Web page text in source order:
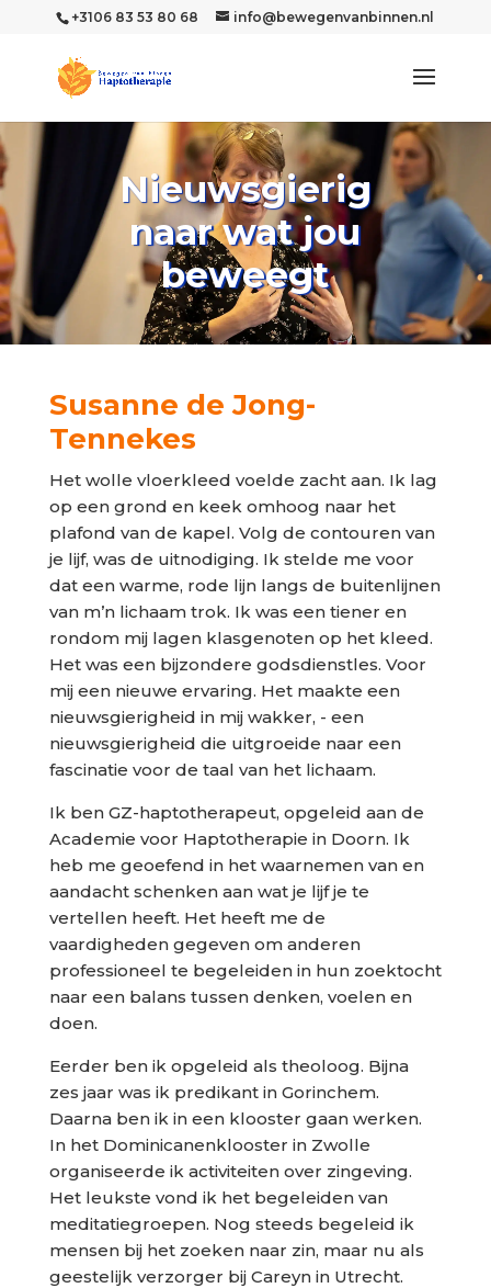
+3106 83 53 80 68 info@bewegenvanbinnen.nl
Nieuwsgierig
naar wat jou
beweegt
Susanne de Jong-
Tennekes
Het wolle vloerkleed voelde zacht aan. Ik lag
op een grond en keek omhoog naar het
plafond van de kapel. Volg de contouren van
je lijf, was de uitnodiging. Ik stelde me voor
dat een warme, rode lijn langs de buitenlijnen
van m’n lichaam trok. Ik was een tiener en
rondom mij lagen klasgenoten op het kleed.
Het was een bijzondere godsdienstles. Voor
mij een nieuwe ervaring. Het maakte een
nieuwsgierigheid in mij wakker, - een
nieuwsgierigheid die uitgroeide naar een
fascinatie voor de taal van het lichaam.
Ik ben GZ-haptotherapeut, opgeleid aan de
Academie voor Haptotherapie in Doorn. Ik
heb me geoefend in het waarnemen van en
aandacht schenken aan wat je lijf je te
vertellen heeft. Het heeft me de
vaardigheden gegeven om anderen
professioneel te begeleiden in hun zoektocht
naar een balans tussen denken, voelen en
doen.
Eerder ben ik opgeleid als theoloog. Bijna
zes jaar was ik predikant in Gorinchem.
Daarna ben ik in een klooster gaan werken.
In het Dominicanenklooster in Zwolle
organiseerde ik activiteiten over zingeving.
Het leukste vond ik het begeleiden van
meditatiegroepen. Nog steeds begeleid ik
mensen bij het zoeken naar zin, maar nu als
geestelijk verzorger bij Careyn in Utrecht.